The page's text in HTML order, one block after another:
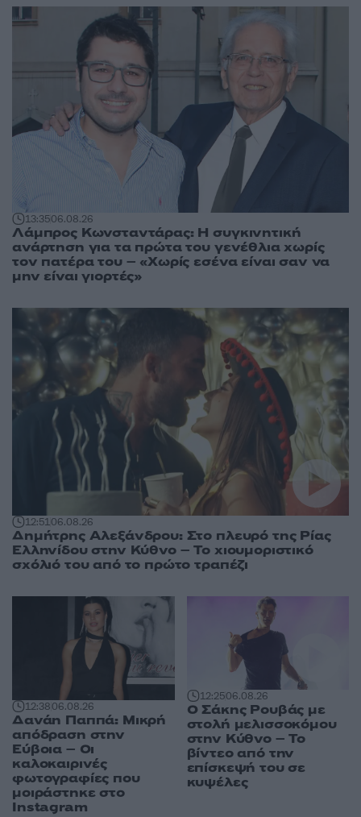
13:3506.08.26
Λάμπρος Κωνσταντάρας: Η συγκινητική
ανάρτηση για τα πρώτα του γενέθλια χωρίς
τον πατέρα του – «Χωρίς εσένα είναι σαν να
μην είναι γιορτές»
12:5106.08.26
Δημήτρης Αλεξάνδρου: Στο πλευρό της Ρίας
Ελληνίδου στην Κύθνο – Το χιουμοριστικό
σχόλιό του από το πρώτο τραπέζι
12:3806.08.26
Δανάη Παππά: Μικρή
απόδραση στην
Εύβοια – Οι
καλοκαιρινές
φωτογραφίες που
μοιράστηκε στο
Instagram
12:2506.08.26
Ο Σάκης Ρουβάς με
στολή μελισσοκόμου
στην Κύθνο – Το
βίντεο από την
επίσκεψή του σε
κυψέλες